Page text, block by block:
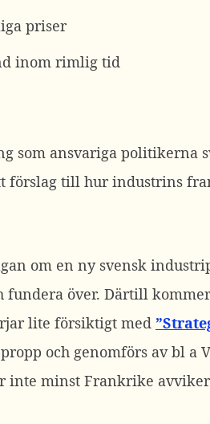
priser
inom rimlig tid
som ansvariga politikerna
förslag till hur industrins
om en ny svensk
över. Därtill
lite försiktigt med
och genomförs av bl a
minst Frankrike avviker